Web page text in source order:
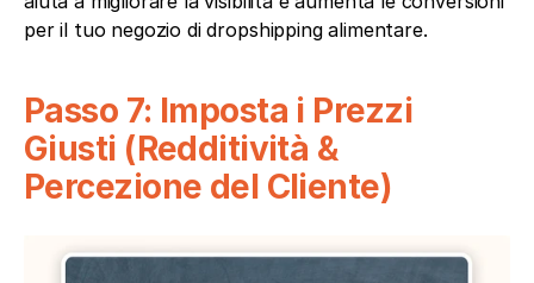
per il tuo negozio di dropshipping alimentare.
Passo 7: Imposta i Prezzi
Giusti (Redditività &
Percezione del Cliente)